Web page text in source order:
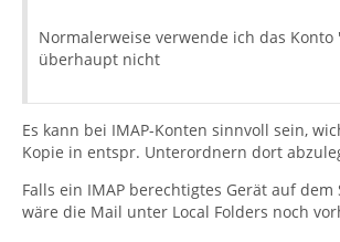
Normalerweise verwende ich das Konto
überhaupt nicht
Es kann bei IMAP-Konten sinnvoll sein,
Kopie in entspr. Unterordnern dort
Falls ein IMAP berechtigtes Gerät auf dem
wäre die Mail unter Local Folders noch